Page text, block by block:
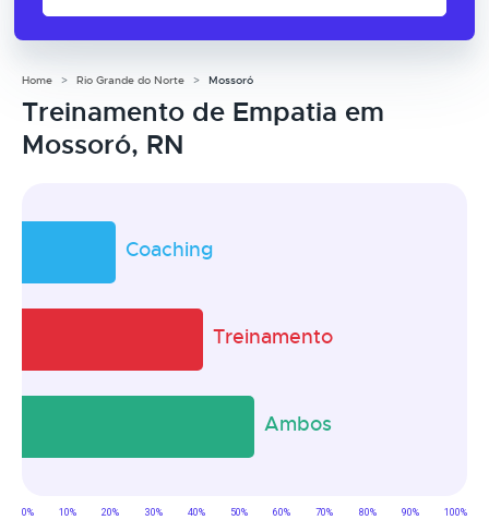
Home Rio Grande do Norte Mossoró
Treinamento de Empatia em
Mossoró, RN